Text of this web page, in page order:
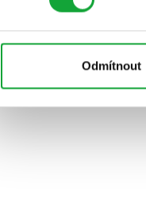
Odmítnout